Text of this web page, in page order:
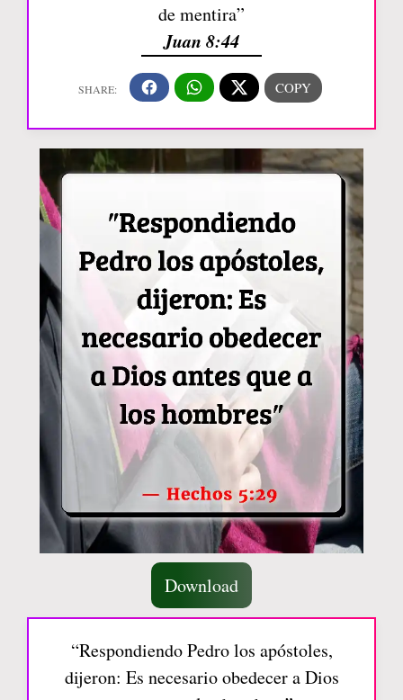
de mentira”
Juan 8:44
Download
“Respondiendo Pedro los apóstoles,
dijeron: Es necesario obedecer a Dios